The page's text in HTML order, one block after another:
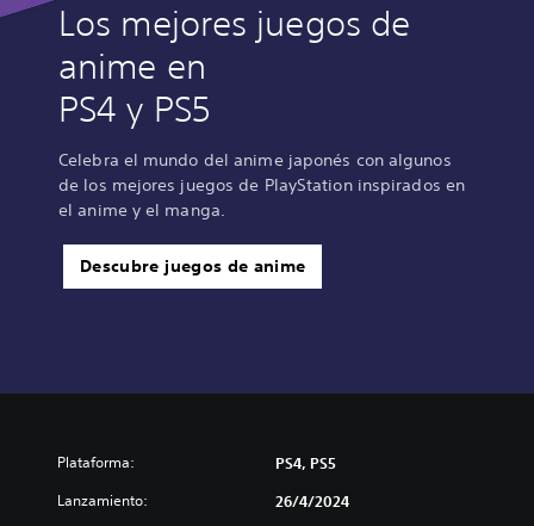
Los mejores juegos de
anime en
PS4 y PS5
Celebra el mundo del anime japonés con algunos
de los mejores juegos de PlayStation inspirados en
el anime y el manga.
Descubre juegos de anime
Plataforma: PS4, PS5
Lanzamiento: 26/4/2024